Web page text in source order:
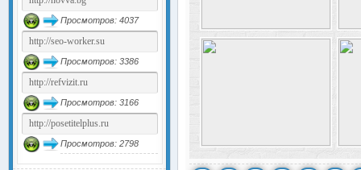
Просмотров: 4037
Просмотров: 3386
Просмотров: 3166
Просмотров: 2798